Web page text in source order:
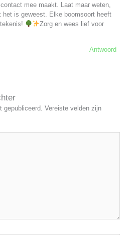
mee maakt. Laat maar weten,
het is geweest. Elke boomsoort heeft
Zorg en wees lief voor
Antwoord
gepubliceerd. Vereiste velden zijn